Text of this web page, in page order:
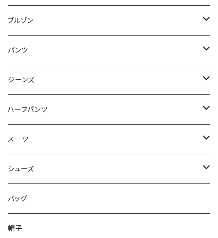
50/XL～
48/L
50/XL～
46/M
48/L
50/XL～
～44/S
46/M
48/L
50/XL～
ブルゾン
～44/S
46/M
48/L
50/XL～
パンツ
～44/S
46/M
48/L
50/XL～
ジーンズ
～44/S
46/M
48/L
50/XL～
ハーフパンツ
～44/S
46/M
48/L
50/XL～
スーツ
～44/S
46/M
48/L
シューズ
～25.5cm
26cm～
バッグ
帽子